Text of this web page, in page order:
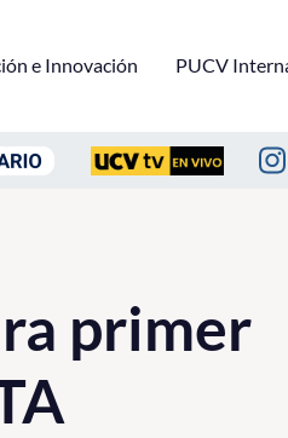
e Innovación PUCV
primer